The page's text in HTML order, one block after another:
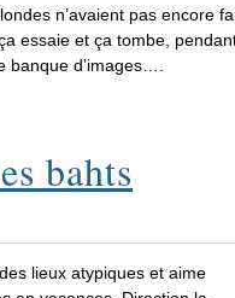
n’avaient pas encore
essaie et ça tombe,
d’images….
bahts
lieux atypiques et aime